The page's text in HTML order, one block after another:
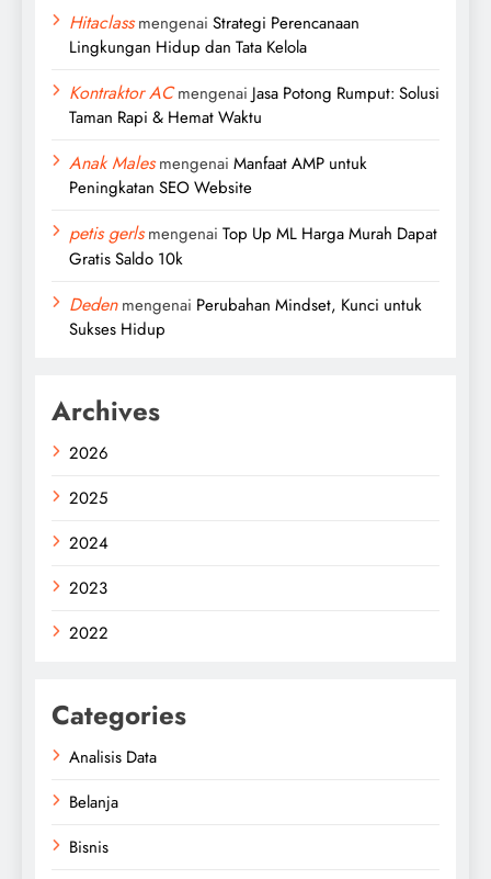
Hitaclassmengenai Strategi Perencanaan
Lingkungan Hidup dan Tata Kelola
Kontraktor ACmengenai Jasa Potong Rumput: Solusi
Taman Rapi & Hemat Waktu
Anak Malesmengenai Manfaat AMP untuk
Peningkatan SEO Website
petis gerlsmengenai Top Up ML Harga Murah Dapat
Gratis Saldo 10k
Dedenmengenai Perubahan Mindset, Kunci untuk
Sukses Hidup
Archives
2026
2025
2024
2023
2022
Categories
Analisis Data
Belanja
Bisnis